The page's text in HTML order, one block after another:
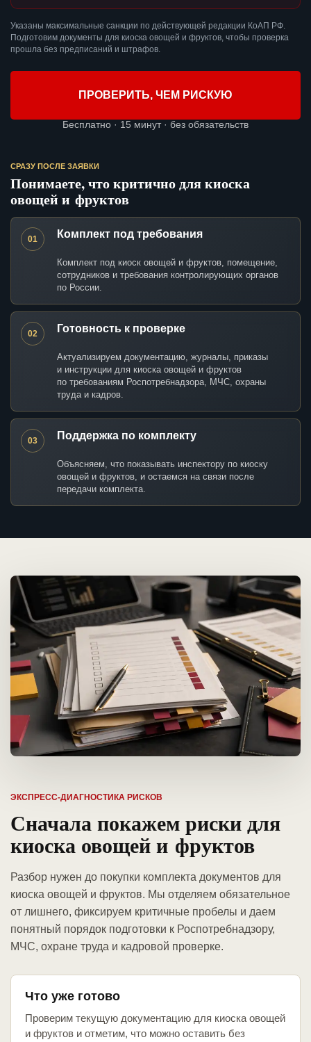
Указаны максимальные санкции по действующей редакции КоАП РФ.
Подготовим документы для киоска овощей и фруктов, чтобы проверка
прошла без предписаний и штрафов.
ПРОВЕРИТЬ, ЧЕМ РИСКУЮ
Бесплатно · 15 минут · без обязательств
СРАЗУ ПОСЛЕ ЗАЯВКИ
Понимаете, что критично для киоска
овощей и фруктов
01 Комплект под требования
Комплект под киоск овощей и фруктов, помещение,
сотрудников и требования контролирующих органов
по России.
02 Готовность к проверке
Актуализируем документацию, журналы, приказы
и инструкции для киоска овощей и фруктов
по требованиям Роспотребнадзора, МЧС, охраны
труда и кадров.
03 Поддержка по комплекту
Объясняем, что показывать инспектору по киоску
овощей и фруктов, и остаемся на связи после
передачи комплекта.
ЭКСПРЕСС-ДИАГНОСТИКА РИСКОВ
Сначала покажем риски для
киоска овощей и фруктов
Разбор нужен до покупки комплекта документов для
киоска овощей и фруктов. Мы отделяем обязательное
от лишнего, фиксируем критичные пробелы и даем
понятный порядок подготовки к Роспотребнадзору,
МЧС, охране труда и кадровой проверке.
Что уже готово
Проверим текущую документацию для киоска овощей
и фруктов и отметим, что можно оставить без